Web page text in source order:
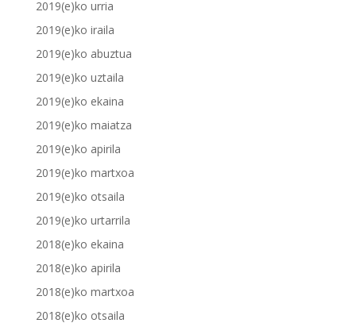
2019(e)ko urria
2019(e)ko iraila
2019(e)ko abuztua
2019(e)ko uztaila
2019(e)ko ekaina
2019(e)ko maiatza
2019(e)ko apirila
2019(e)ko martxoa
2019(e)ko otsaila
2019(e)ko urtarrila
2018(e)ko ekaina
2018(e)ko apirila
2018(e)ko martxoa
2018(e)ko otsaila